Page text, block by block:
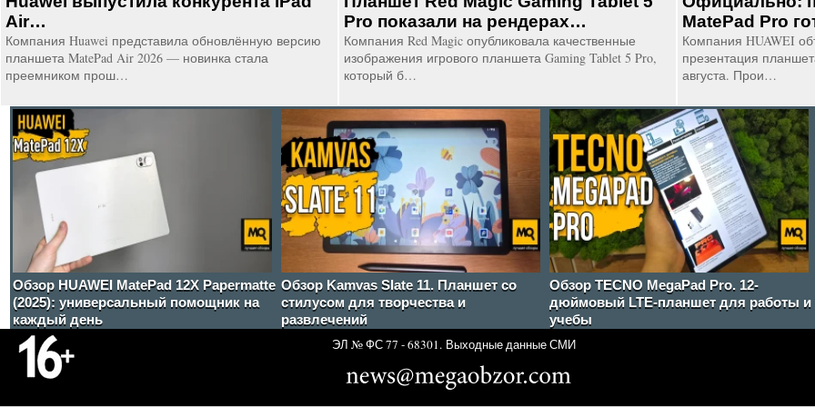
Air…
Компания Huawei представила обновлённую версию
планшета MatePad Air 2026 — новинка стала
преемником прош…
Pro показали на рендерах…
Компания Red Magic опубликовала качественные
изображения игрового планшета Gaming Tablet 5 Pro,
который б…
MatePad Pro
Компания HUAWEI
презентация
августа. Прои…
Обзор HUAWEI MatePad 12X Papermatte
(2025): универсальный помощник на
каждый день
Обзор Kamvas Slate 11. Планшет со
стилусом для творчества и
развлечений
Обзор TECNO MegaPad Pro. 12-
дюймовый LTE-планшет для работы и
учебы
ЭЛ № ФС 77 - 68301. Выходные данные СМИ